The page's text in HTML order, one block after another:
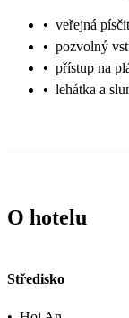
• veřejná
• pozvolný
• přístup na
• lehátka a
O hotelu
Středisko